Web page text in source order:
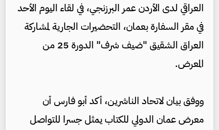
العراقي لدى الأردن عمر البرزنجي، في لقاء اليوم الأحد
في مقر السفارة بعمان، التحضيرات الجارية لمشاركة
العراق الشقيق "ضيف شرف" الدورة 25 من
المعرض.
ووفق بيان لاتحاد الناشرين، أكد أبو فارس أن
معرض عمان الدولي للكتاب يمثل جسرا للتواصل